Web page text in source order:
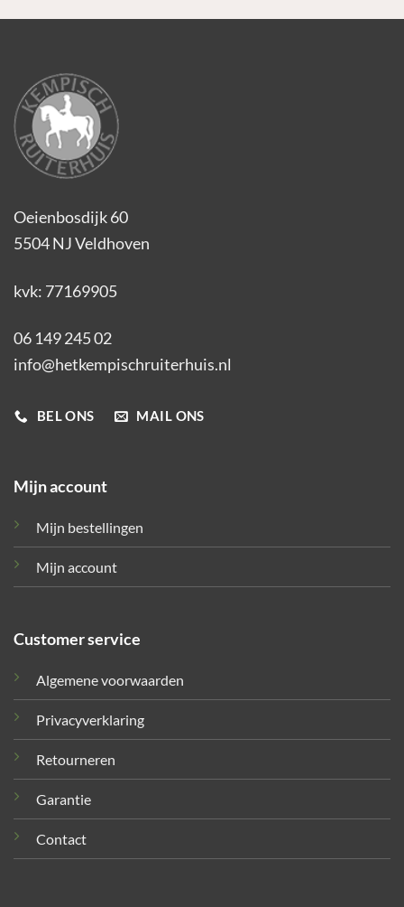
Oeienbosdijk 60
5504 NJ Veldhoven
kvk: 77169905
06 149 245 02
info@hetkempischruiterhuis.nl
BEL ONS MAIL ONS
Mijn account
Mijn bestellingen
Mijn account
Customer service
Algemene voorwaarden
Privacyverklaring
Retourneren
Garantie
Contact